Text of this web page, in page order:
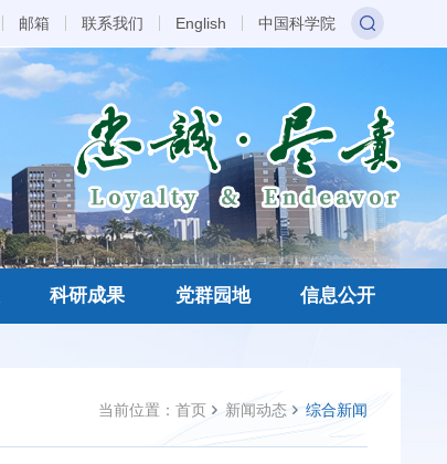
邮箱 联系我们 English 中国科学院
科研成果 党群园地 信息公开
当前位置： 首页 新闻动态 综合新闻